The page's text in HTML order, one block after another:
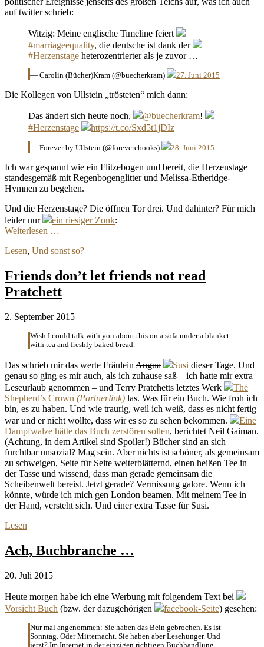
auf twitter schrieb:
Witzig: Meine englische Timeline feiert
#marriageequality, die deutsche ist dank der
#Herzenstage heterozentrierter als je zuvor …
— Carolin (Bücher)Kram (@buecherkram) 27. Juni 2015
Die Kollegen von Ullstein „trösteten“ mich dann:
Das ändert sich heute noch, @buecherkram!
#Herzenstage
https://t.co/Sxd5t1jDIz
— Forever by Ullstein (@foreverebooks) 28. Juni 2015
Ich war gespannt wie ein Flitzebogen und bereit, die Herzenstage
standesgemäß mit Regenbogenglitter und Melissa-Etheridge-
Hymnen zu begehen.
Und die Herzenstage? Die öffnen Tor drei. Und dahinter? Für mich
leider nur
ein riesiger Zonk:
Weiterlesen …
Lesen, Und sonst so?
Friends don’t let friends not read
Pratchett
2. September 2015
Wish I could talk with you about this on a sofa under a blanket
with tea and freshly baked bread.
Das schrieb mir das werte Fräulein Angua Susi dieser Tage. Und
genau so ging es mir auch, als ich zuhause saß – ich hatte mir extra
Leseurlaub genommen – und Terry Pratchetts letztes Werk
The
Shepherd’s Crown
las. Was für ein Buch. Wie froh ich
bin, es zu haben. Und wie traurig, weil ich weiß, dass es nicht fertig
war und er nicht wollte, dass wir es so zu sehen bekommen.
Eine
Dampfwalze hätte das Buch zerstören sollen, berichtet Neil Gaiman.
(Achtung, in dem Artikel sind Spoiler!) Bücher sind an sich
furchtbar unsozial? Mag sein. Aber nichts ist schöner, als gemeinsam
zu schweigen, Seite für Seite weiterblätternd, einen heißen Tee in
der Tasse und wissend, dass man gerade gemeinsam die
Scheibenwelt bereist. Jetzt gerade? Vermissung galore. Wenn ich
könnte, würde ich mich gen London beamen. Mit meinem Tee in
der Hand, versteht sich. Und einer extra Tasse für Susi.
Lesen
Ach, Buchbranche …
20. Juli 2015
Heute morgen habe ich eine Werbung mit folgendem Text bei
Vorsicht Buch (bzw. der dazugehörigen facebook-Seite) gesehen:
Nur mal angenommen: Sie haben das Bein gebrochen. Es ist
Sonntag. Oder Mitternacht. Sie haben aber Lesehunger. Und
jetzt? Im Internet in der einzigen richtigen Buchhandlung